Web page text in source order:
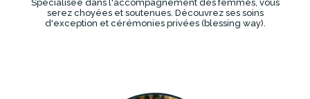
Spécialisée dans l'accompagnement des femmes, vous
serez choyées et soutenues. Découvrez ses soins
d'exception et cérémonies privées (blessing way).